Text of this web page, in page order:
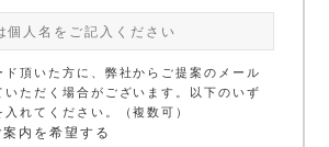
ド頂いた方に、弊社からご提案のメール
いただく場合がございます。以下のいず
れてください。（複数可）
内を希望する